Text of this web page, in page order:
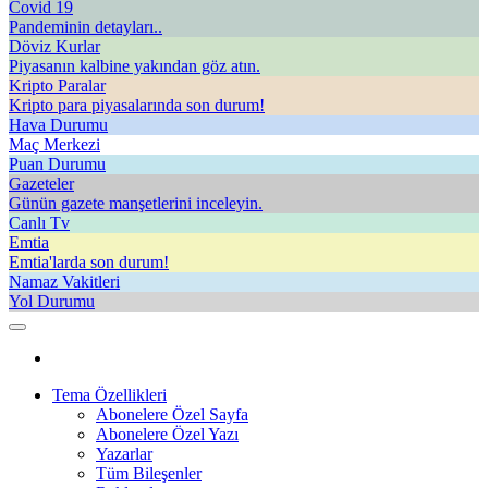
Covid 19
Pandeminin detayları..
Döviz Kurlar
Piyasanın kalbine yakından göz atın.
Kripto Paralar
Kripto para piyasalarında son durum!
Hava Durumu
Maç Merkezi
Puan Durumu
Gazeteler
Günün gazete manşetlerini inceleyin.
Canlı Tv
Emtia
Emtia'larda son durum!
Namaz Vakitleri
Yol Durumu
Tema Özellikleri
Abonelere Özel Sayfa
Abonelere Özel Yazı
Yazarlar
Tüm Bileşenler